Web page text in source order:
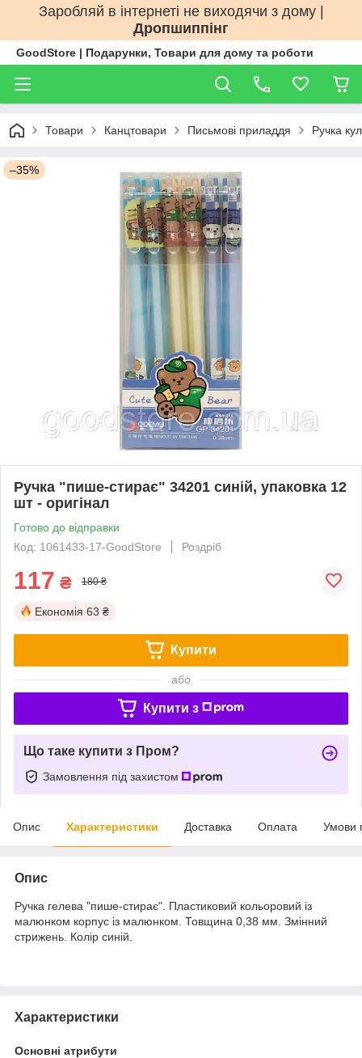
Заробляй в інтернеті не виходячи з дому |
Дропшиппінг
GoodStore | Подарунки, Товари для дому та роботи
Товари Канцтовари Письмові приладдя Ручка
–35%
Ручка "пише-стирає" 34201 синій, упаковка 12
шт - оригінал
Готово до відправки
Код: 1061433-17-GoodStore
Роздріб
117 ₴ 180 ₴
Економія 63 ₴
Купити
або
Купити з
Що таке купити з Пром?
Замовлення під захистом
Опис Характеристики Доставка Оплата Умови
Опис
Ручка гелева "пише-стирає". Пластиковий кольоровий із
малюнком корпус із малюнком. Товщина 0,38 мм. Змінний
стрижень. Колір синій.
Характеристики
Основні атрибути